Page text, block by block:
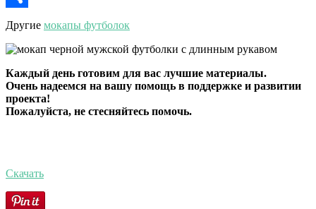
Отправить
Другие мокапы футболок
Каждый день готовим для вас лучшие материалы.
Очень надеемся на вашу помощь в поддержке и развитии
проекта!
Пожалуйста, не стесняйтесь помочь.
Скачать